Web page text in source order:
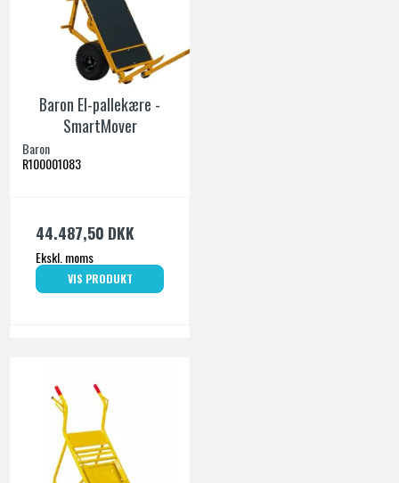
Baron El-pallekære -
SmartMover
Baron
R100001083
44.487,50 DKK
Ekskl. moms
VIS PRODUKT